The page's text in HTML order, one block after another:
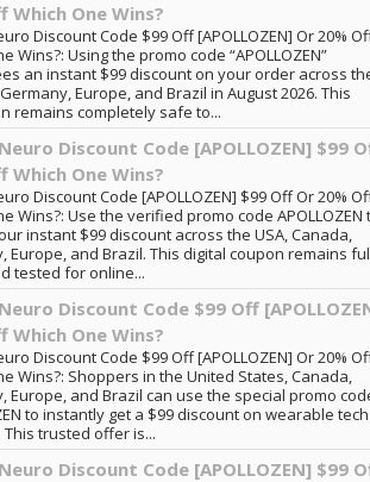
Which One Wins?
Discount Code $99 Off [APOLLOZEN] Or 20%
Wins?: Using the promo code “APOLLOZEN”
an instant $99 discount on your order across
Europe, and Brazil in August 2026. This
remains completely safe to...
Discount Code [APOLLOZEN] $99
Which One Wins?
Discount Code [APOLLOZEN] $99 Off Or 20%
Wins?: Use the verified promo code APOLLOZEN
instant $99 discount across the USA, Canada,
Europe, and Brazil. This digital coupon remains
tested for online...
Discount Code $99 Off
Which One Wins?
Discount Code $99 Off [APOLLOZEN] Or 20%
Wins?: Shoppers in the United States, Canada,
Europe, and Brazil can use the special promo
to instantly get a $99 discount on wearable
This trusted offer is...
Discount Code [APOLLOZEN] $99